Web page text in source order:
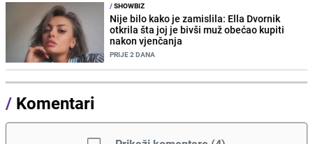
/SHOWBIZ
Nije bilo kako je zamislila: Ella Dvornik
otkrila šta joj je bivši muž obećao kupiti
nakon vjenčanja
PRIJE 2 DANA
/ Komentari